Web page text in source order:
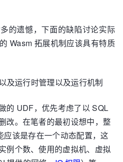
的遗憾，下面的缺陷讨论实际
Wasm 拓展机制应该具有特质
及运行时管理以及运行机制
的 UDF，优先考虑了以 SQL
改。在笔者的最初设想中，整
应该是存在一个动态配置，这
例个数、使用的虚拟机、虚拟